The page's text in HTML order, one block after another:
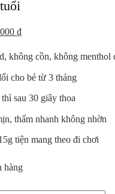
₫.
₫Giá
tại
là:
không cồn, không menthol
cho bé từ 3 tháng
sau 30 giây thoa
thấm nhanh không nhờn
tiện mang theo đi chơi
hàng